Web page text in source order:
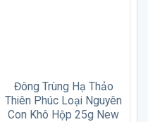
Đông Trùng Hạ Thảo
Thiên Phúc Loại Nguyên
Con Khô Hộp 25g New